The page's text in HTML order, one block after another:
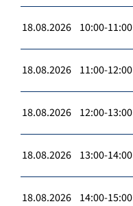
18.08.2026 10:00-11:00
18.08.2026 11:00-12:00
18.08.2026 12:00-13:00
18.08.2026 13:00-14:00
18.08.2026 14:00-15:00